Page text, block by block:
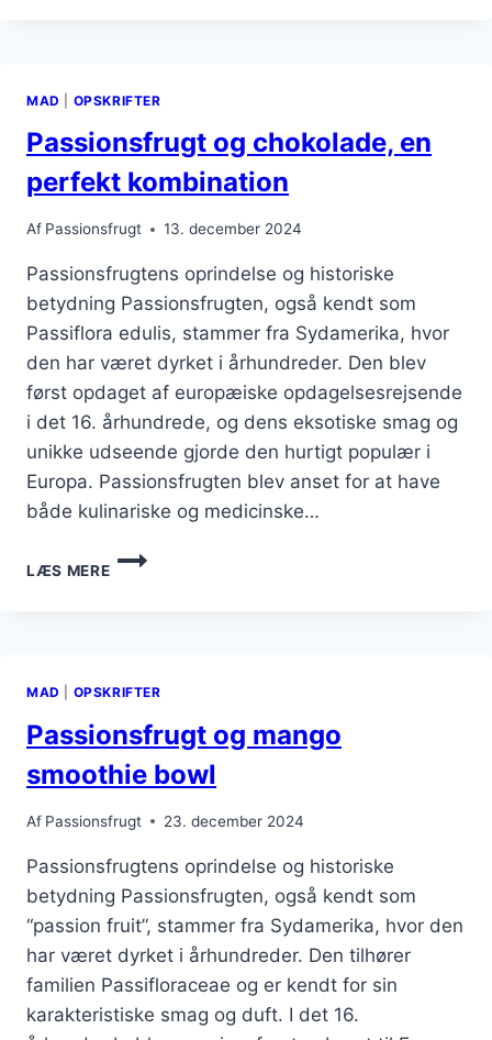
MAD OPSKRIFTER
Passionsfrugt og chokolade, en
perfekt kombination
Af Passionsfrugt 13. december 2024
Passionsfrugtens oprindelse og historiske
betydning Passionsfrugten, også kendt som
Passiflora edulis, stammer fra Sydamerika, hvor
den har været dyrket i århundreder. Den blev
først opdaget af europæiske opdagelsesrejsende
i det 16. århundrede, og dens eksotiske smag og
unikke udseende gjorde den hurtigt populær i
Europa. Passionsfrugten blev anset for at have
både kulinariske og medicinske…
LÆS MERE
PASSIONSFRUGT
OG
MAD OPSKRIFTER
Passionsfrugt og mango
smoothie bowl
Af Passionsfrugt 23. december 2024
Passionsfrugtens oprindelse og historiske
betydning Passionsfrugten, også kendt som
“passion fruit”, stammer fra Sydamerika, hvor den
har været dyrket i århundreder. Den tilhører
familien Passifloraceae og er kendt for sin
karakteristiske smag og duft. I det 16.